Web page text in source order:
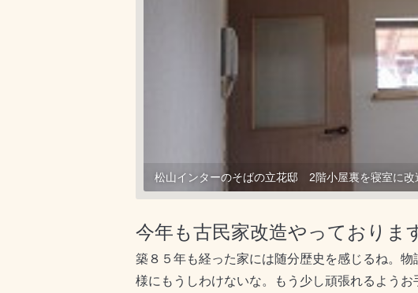
松山インターのそばの立花邸 2階小屋裏を寝室に改
今年も古民家改造やっておりま
築８５年も経った家には随分歴史を感じるね。
様にもうしわけないな。もう少し頑張